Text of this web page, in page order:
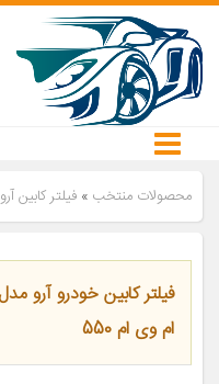
محصولات منتخب » فیلتر کابین آرو
ام وی ام 550